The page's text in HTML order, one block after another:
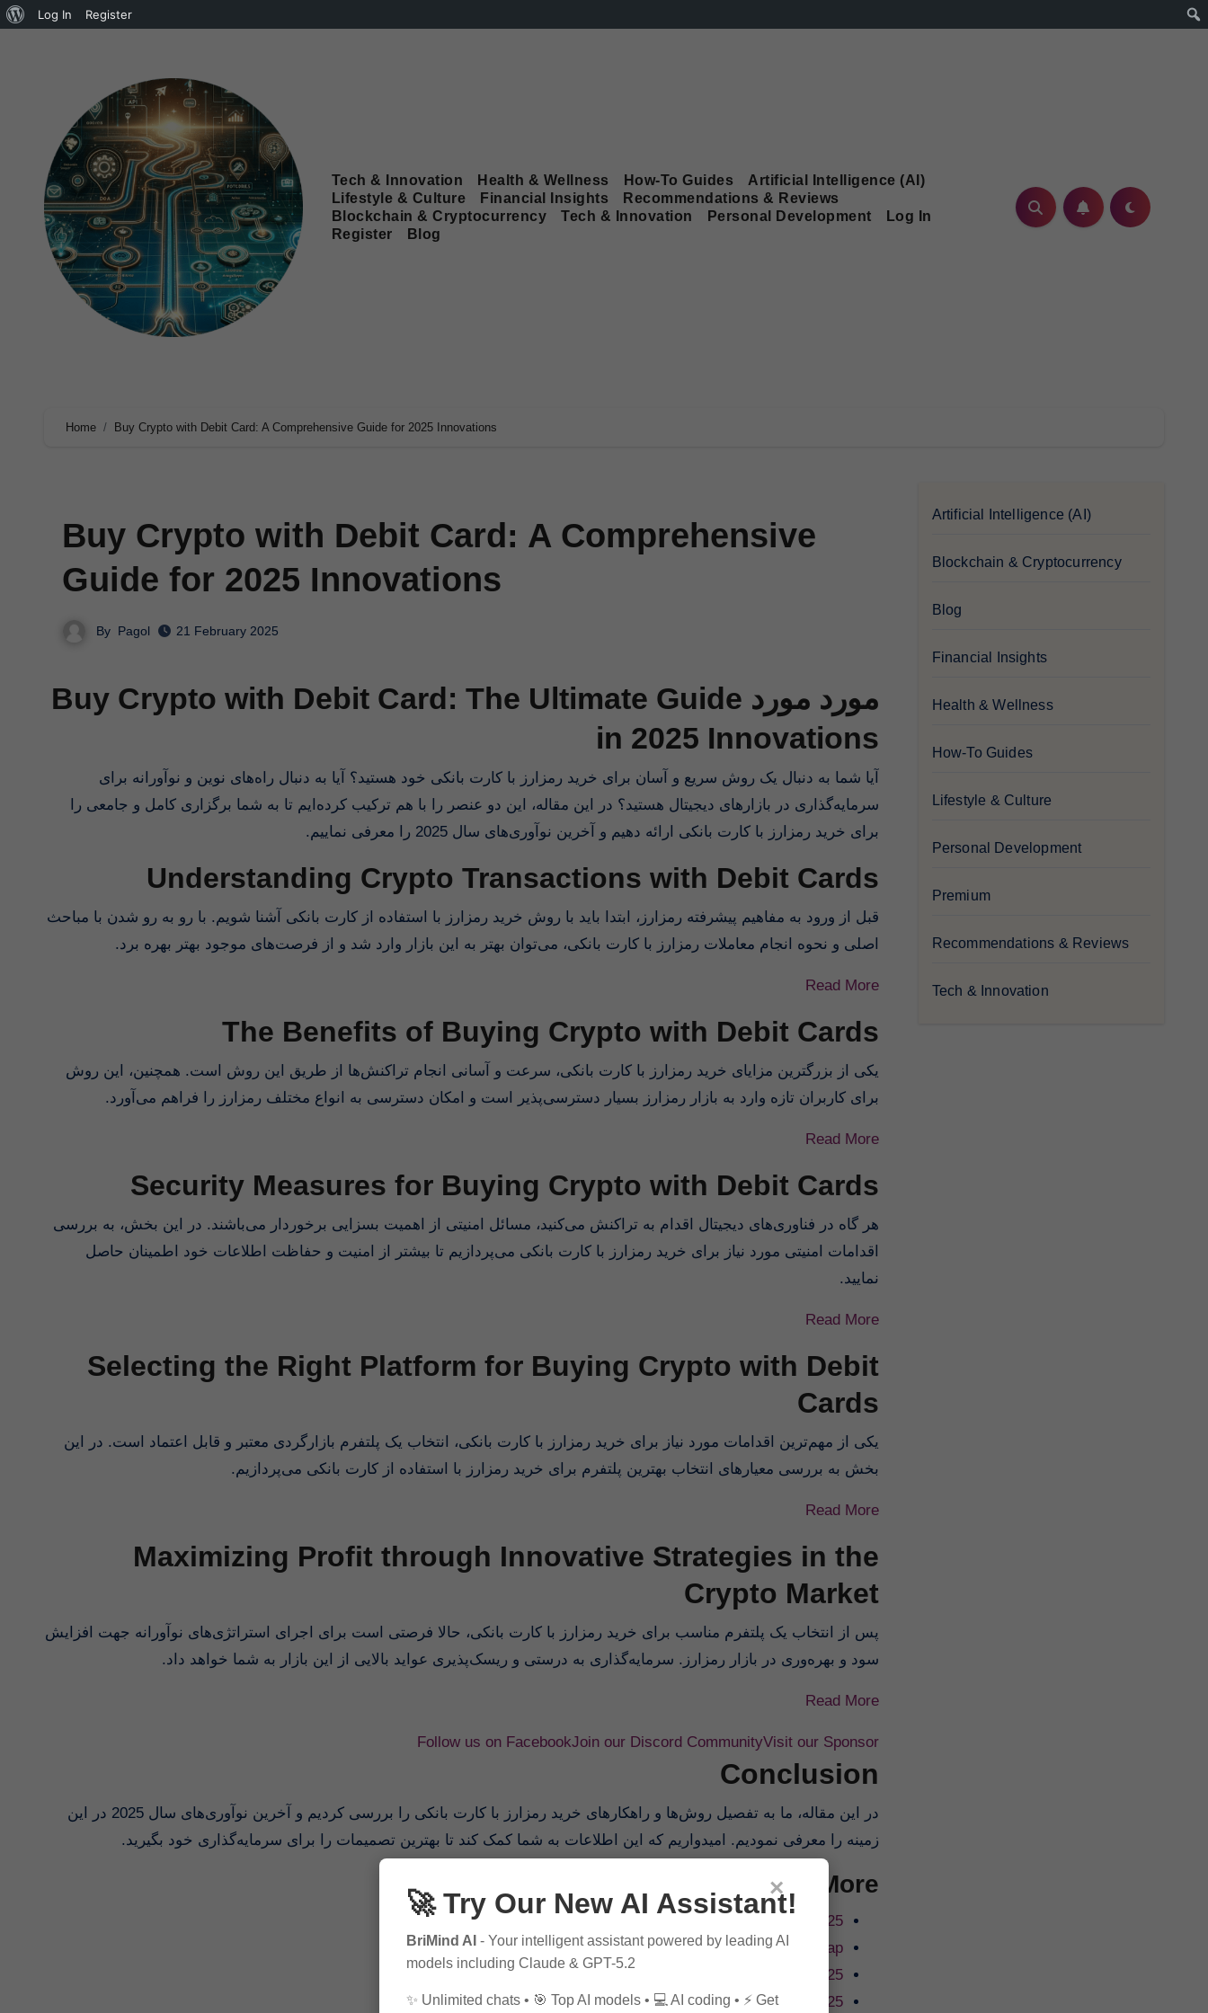
Log In Register
Tech & Innovation Health & Wellness How-To Guides
Artificial Intelligence (AI)
Lifestyle & Culture
Financial Insights
Recommendations & Reviews
Blockchain & Cryptocurrency
Tech & Innovation Personal Development
Log In
Register
Blog
Home Buy Crypto with Debit Card: A Comprehensive Guide for 2025 Innovations
Buy Crypto with Debit Card: A Comprehensive
Guide for 2025 Innovations
By Pagol 21 February 2025
مورد مورد Buy Crypto with Debit Card: The Ultimate Guide
in 2025 Innovations
سرمایه‌گذاری در بازارهای دیجیتال هستید؟ در این مقاله، این دو عنصر را با هم ترکیب کرده‌ایم تا به شما برگزاری کامل و جامعی را
برای خرید رمزارز با کارت بانکی ارائه دهیم و آخرین نوآوری‌های سال 2025 را معرفی نماییم.
Understanding Crypto Transactions with Debit Cards
قبل از ورود به مفاهیم پیشرفته رمزارز، ابتدا باید با روش خرید رمزارز با استفاده از کارت بانکی آشنا شویم. با رو به رو شدن با مباحث
اصلی و نحوه انجام معاملات رمزارز با کارت بانکی، می‌توان بهتر به این بازار وارد شد و از فرصت‌های موجود بهتر بهره برد.
Read More
The Benefits of Buying Crypto with Debit Cards
یکی از بزرگترین مزایای خرید رمزارز با کارت بانکی، سرعت و آسانی انجام تراکنش‌ها از طریق این روش است. همچنین، این روش
برای کاربران تازه وارد به بازار رمزارز بسیار دسترسی‌پذیر است و امکان دسترسی به انواع مختلف رمزارز را فراهم می‌آورد.
Read More
Security Measures for Buying Crypto with Debit Cards
هر گاه در فناوری‌های دیجیتال اقدام به تراکنش می‌کنید، مسائل امنیتی از اهمیت بسزایی برخوردار می‌باشند. در این بخش، به بررسی
اقدامات امنیتی مورد نیاز برای خرید رمزارز با کارت بانکی می‌پردازیم تا بیشتر از امنیت و حفاظت اطلاعات خود اطمینان حاصل
نمایید.
Read More
Selecting the Right Platform for Buying Crypto with Debit
Cards
یکی از مهم‌ترین اقدامات مورد نیاز برای خرید رمزارز با کارت بانکی، انتخاب یک پلتفرم بازارگردی معتبر و قابل اعتماد است. در این
بخش به بررسی معیارهای انتخاب بهترین پلتفرم برای خرید رمزارز با استفاده از کارت بانکی می‌پردازیم.
Read More
Maximizing Profit through Innovative Strategies in the
Crypto Market
پس از انتخاب یک پلتفرم مناسب برای خرید رمزارز با کارت بانکی، حالا فرصتی است برای اجرای استراتژی‌های نوآورانه جهت افزایش
سود و بهره‌وری در بازار رمزارز. سرمایه‌گذاری به درستی و ریسک‌پذیری عواید بالایی از این بازار به شما خواهد داد.
Read More
Follow us on FacebookJoin our Discord CommunityVisit our Sponsor
Conclusion
در این مقاله، ما به تفصیل روش‌ها و راهکارهای خرید رمزارز با کارت بانکی را بررسی کردیم و آخرین نوآوری‌های سال 2025 در این
زمینه را معرفی نمودیم. امیدواریم که این اطلاعات به شما کمک کند تا بهترین تصمیمات را برای سرمایه‌گذاری خود بگیرید.
Read More
The Ultimate Guide to Maximizing Profit with FTX Crypto in 2025
Maximizing Profit through Innovative Strategies with Bitsgap
Maximizing Profit with the Latest CapCut App Innovations in 2025
The Ultimate Guide to Maximizing Profit with Kraken Crypto in 2025
Artificial Intelligence (AI)
Blockchain & Cryptocurrency
Blog
Financial Insights
Health & Wellness
How-To Guides
Lifestyle & Culture
Personal Development
Premium
Recommendations & Reviews
Tech & Innovation
×
🚀 Try Our New AI Assistant!
BriMind AI - Your intelligent assistant powered by leading AI
models including Claude & GPT-5.2
✨ Unlimited chats • 🎯 Top AI models • 💻 AI coding • ⚡ Get